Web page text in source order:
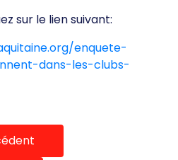
sur le lien suivant:
enquete-
dans-les-clubs-
précédent